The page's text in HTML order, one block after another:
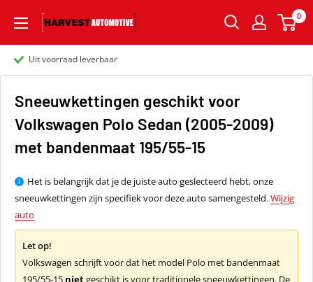
0
Uit voorraad leverbaar
Sneeuwkettingen geschikt voor
Volkswagen Polo Sedan (2005-2009)
met bandenmaat 195/55-15
Het is belangrijk dat je de juiste auto geslecteerd hebt, onze
sneeuwkettingen zijn specifiek voor deze auto samengesteld.Wijzig
auto
Let op!
Volkswagen schrijft voor dat het model Polo met bandenmaat
195/55-15 nietgeschikt is voor traditionele sneeuwkettingen. De